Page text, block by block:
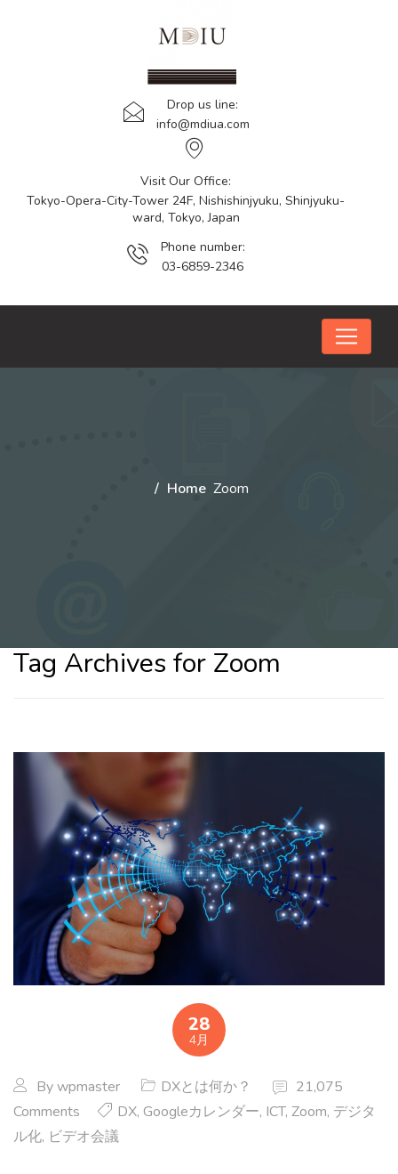
Drop us line:
info@mdiua.com
Visit Our Office:
Tokyo-Opera-City-Tower 24F, Nishishinjyuku, Shinjyuku-
ward, Tokyo, Japan
Phone number:
03-6859-2346
Home Zoom
Tag Archives for Zoom
28
4月
Bywpmaster DXとは何か？
21,075
Comments
DX, Googleカレンダー, ICT, Zoom, デジタ
ル化, ビデオ会議